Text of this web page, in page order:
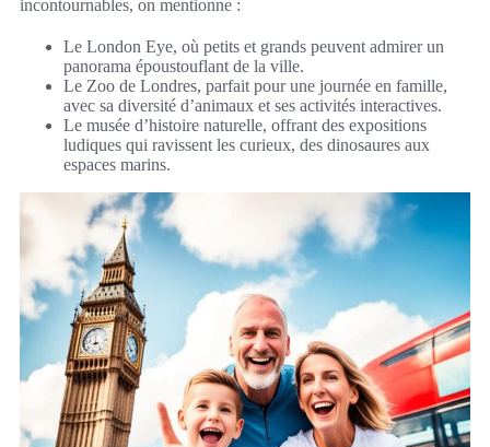
incontournables, on mentionne :
Le London Eye, où petits et grands peuvent admirer un
panorama époustouflant de la ville.
Le Zoo de Londres, parfait pour une journée en famille,
avec sa diversité d’animaux et ses activités interactives.
Le musée d’histoire naturelle, offrant des expositions
ludiques qui ravissent les curieux, des dinosaures aux
espaces marins.